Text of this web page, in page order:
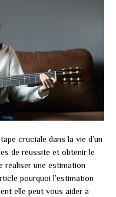
cruciale dans la vie d’un
de réussite et obtenir le
réaliser une estimation
pourquoi l’estimation
elle peut vous aider à